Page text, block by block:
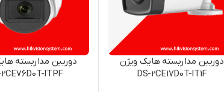
دوربین مداربسته هایک ویژن
DS-2CE17D0T-IT1F
دوربین مداربسته
ITPF